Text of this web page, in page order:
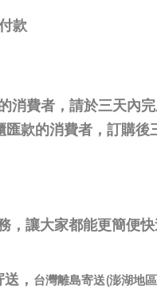
款
費者，請於三天內完
匯款的消費者，訂購後
大家都能更簡便快
， 台灣離島寄送(澎湖地